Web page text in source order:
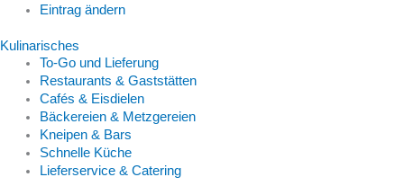
Eintrag ändern
Kulinarisches
To-Go und Lieferung
Restaurants & Gaststätten
Cafés & Eisdielen
Bäckereien & Metzgereien
Kneipen & Bars
Schnelle Küche
Lieferservice & Catering